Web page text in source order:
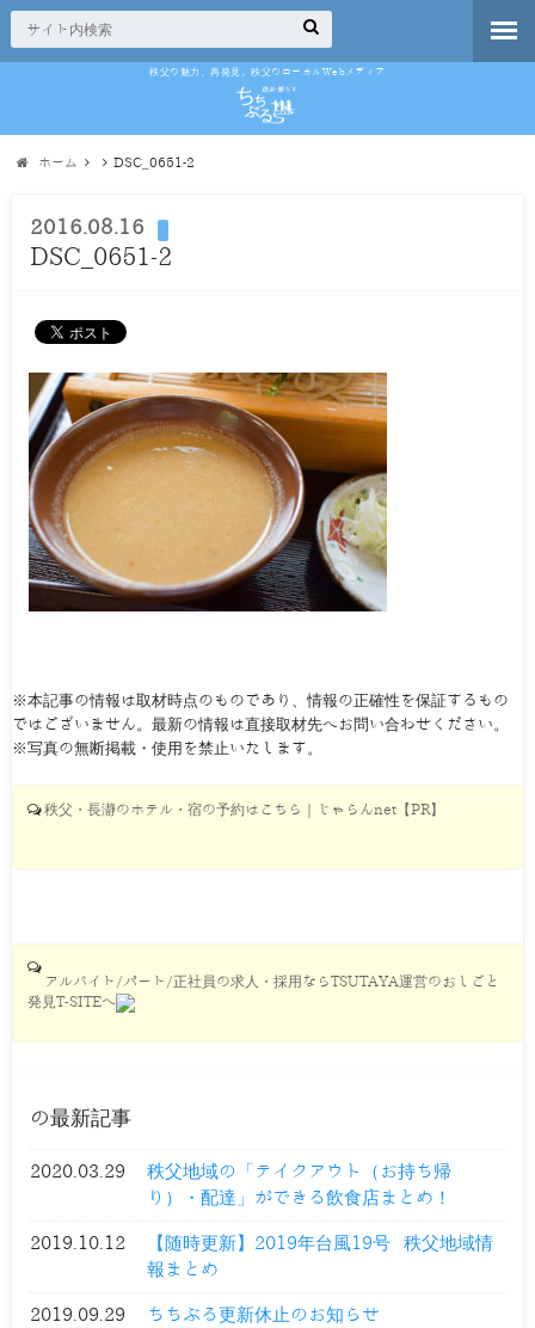
秩父の魅力、再発見。秩父のローカルWebメディア
ホーム DSC_0651-2
2016.08.16
DSC_0651-2
※本記事の情報は取材時点のものであり、情報の正確性を保証するもの
ではございません。最新の情報は直接取材先へお問い合わせください。
※写真の無断掲載・使用を禁止いたします。
秩父・長瀞のホテル・宿の予約はこちら｜じゃらんnet【PR】
アルバイト/パート/正社員の求人・採用ならTSUTAYA運営のおしごと
発見T-SITEへ
の最新記事
2020.03.29
秩父地域の「テイクアウト（お持ち帰
り）・配達」ができる飲食店まとめ！
2019.10.12
【随時更新】2019年台風19号 秩父地域情
報まとめ
2019.09.29 ちちぶる更新休止のお知らせ